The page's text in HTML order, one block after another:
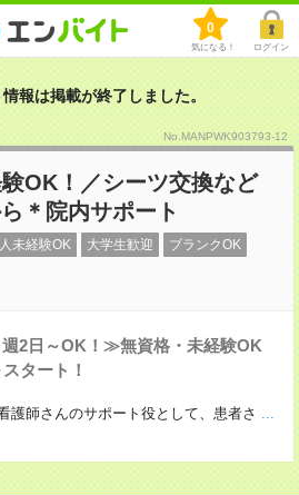
0
気になる！ ログイン
報は掲載が終了しました。
No.MANPWK903793-12
OK！／シーツ交換など
＊院内サポート
未経験OK 大学生歓迎 ブランクOK
2日～OK！≫無資格・未経験OK
タート！
護師さんのサポート役として、患者さ ...